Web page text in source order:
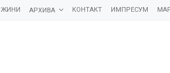
ИМПРЕСУМ
КОНТАКТ
АРХИВА